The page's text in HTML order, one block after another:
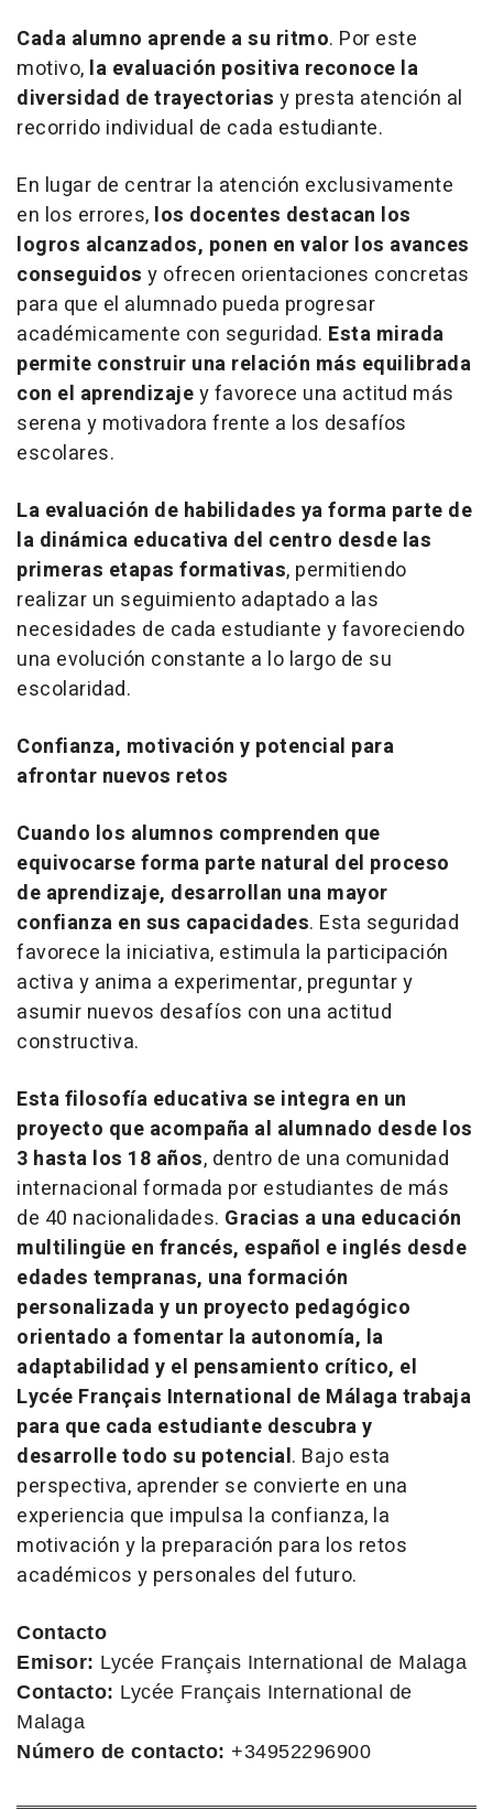
Cada alumno aprende a su ritmo. Por este
motivo, la evaluación positiva reconoce la
diversidad de trayectorias y presta atención al
recorrido individual de cada estudiante.
En lugar de centrar la atención exclusivamente
en los errores, los docentes destacan los
logros alcanzados, ponen en valor los avances
conseguidos y ofrecen orientaciones concretas
para que el alumnado pueda progresar
académicamente con seguridad. Esta mirada
permite construir una relación más equilibrada
con el aprendizajey favorece una actitud más
serena y motivadora frente a los desafíos
escolares.
La evaluación de habilidades ya forma parte de
la dinámica educativa del centro desde las
primeras etapas formativas, permitiendo
realizar un seguimiento adaptado a las
necesidades de cada estudiante y favoreciendo
una evolución constante a lo largo de su
escolaridad.
Confianza, motivación y potencial para
afrontar nuevos retos
Cuando los alumnos comprenden que
equivocarse forma parte natural del proceso
de aprendizaje, desarrollan una mayor
confianza en sus capacidades. Esta seguridad
favorece la iniciativa, estimula la participación
activa y anima a experimentar, preguntar y
asumir nuevos desafíos con una actitud
constructiva.
Esta filosofía educativa se integra en un
proyecto que acompaña al alumnado desde los
3 hasta los 18 años, dentro de una comunidad
internacional formada por estudiantes de más
de 40 nacionalidades. Gracias a una educación
multilingüe en francés, español e inglés desde
edades tempranas, una formación
personalizada y un proyecto pedagógico
orientado a fomentar la autonomía, la
adaptabilidad y el pensamiento crítico, el
Lycée Français International de Málaga trabaja
para que cada estudiante descubra y
desarrolle todo su potencial. Bajo esta
perspectiva, aprender se convierte en una
experiencia que impulsa la confianza, la
motivación y la preparación para los retos
académicos y personales del futuro.
Contacto
Emisor: Lycée Français International de Malaga
Contacto: Lycée Français International de
Malaga
Número de contacto: +34952296900